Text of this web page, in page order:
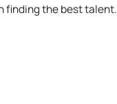
finding the best talent.